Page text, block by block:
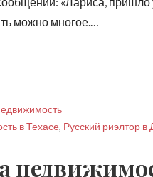
можно многое.…
в Техасе, Русский риэлтор в